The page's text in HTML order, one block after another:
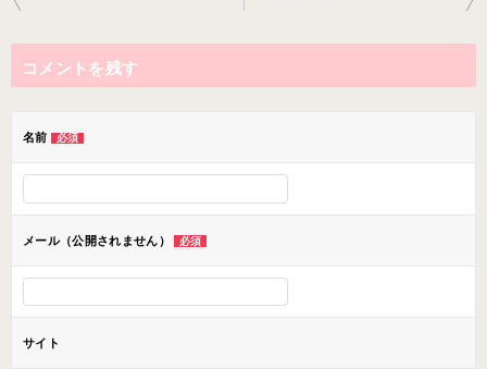
稿
ナ
ビ
ョ
ン
コメントを残す
名前 必須
メール（公開されません） 必須
サイト